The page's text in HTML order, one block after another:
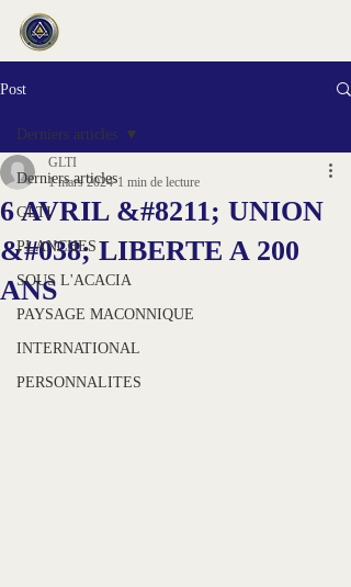
Post
Derniers articles
GLTI
PLANCHES
SOUS L'ACACIA
PAYSAGE MACONNIQUE
INTERNATIONAL
PERSONNALITES
Derniers articles
6 AVRIL &#8211; UNION
&#038; LIBERTE A 200
ANS
GLTI
1 mars 2024 1 min de lecture